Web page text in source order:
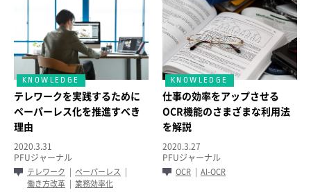
テレワークを実践するために
ペーパーレス化を推進すべき
理由
2020.3.31
PFUジャーナル
テレワーク
ペーパーレス
働き方改革
業務効率化
仕事の効率をアップさせる
OCR機能のさまざまな利用法
を解説
2020.3.27
PFUジャーナル
OCR AI-OCR